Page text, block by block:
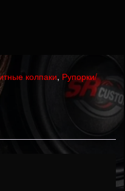
колпаки, Рупорки/